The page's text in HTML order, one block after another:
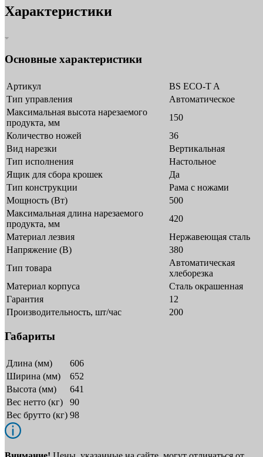
Характеристики
Основные характеристики
Артикул
BS ECO-T A
Тип управления
Автоматическое
Максимальная высота нарезаемого
продукта, мм
150
Количество ножей
36
Вид нарезки
Вертикальная
Тип исполнения
Настольное
Ящик для сбора крошек
Да
Тип конструкции
Рама с ножами
Мощность (Вт)
500
Максимальная длина нарезаемого
продукта, мм
420
Материал лезвия
Нержавеющая сталь
Напряжение (В)
380
Тип товара
Автоматическая
хлеборезка
Материал корпуса
Сталь окрашенная
Гарантия
12
Производительность, шт/час
200
Габариты
Длина (мм)
606
Ширина (мм)
652
Высота (мм)
641
Вес нетто (кг)
90
Вес брутто (кг) 98